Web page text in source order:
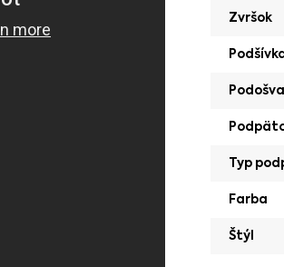
Zvršok
Podošva
Typ
Farba
Štýl